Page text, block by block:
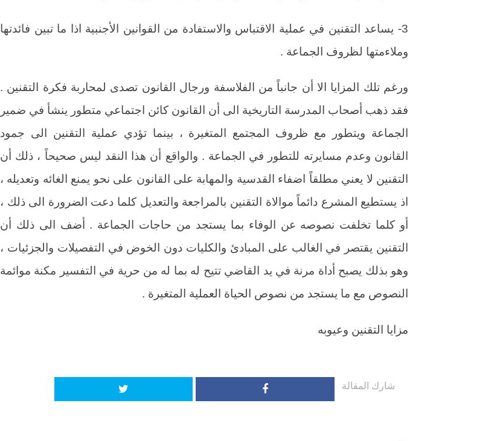
3- يساعد التقنين في عملية الاقتباس والاستفادة من القوانين الأجنبية اذا ما تبين فائدتها
وملاءمتها لظروف الجماعة .
ورغم تلك المزايا الا أن جانباً من الفلاسفة ورجال القانون تصدى لمحاربة فكرة التقنين .
فقد ذهب أصحاب المدرسة التاريخية الى أن القانون كائن اجتماعي متطور ينشأ في ضمير
الجماعة ويتطور مع ظروف المجتمع المتغيرة ، بينما تؤدي عملية التقنين الى جمود
القانون وعدم مسايرته للتطور في الجماعة . والواقع أن هذا النقد ليس صحيحاً ، ذلك أن
التقنين لا يعني مطلقاً اضفاء القدسية والمهابة على القانون على نحو يمنع الغائه وتعديله ،
اذ يستطيع المشرع دائماً موالاة التقنين بالمراجعة والتعديل كلما دعت الضرورة الى ذلك ،
أو كلما تخلفت نصوصه عن الوفاء بما يستجد من حاجات الجماعة . أضف الى ذلك أن
التقنين يقتصر في الغالب على المبادئ والكليات دون الخوض في التفصيلات والجزئيات ،
وهو بذلك يصبح أداة مرنة في يد القاضي تتيح له بما له من حرية في التفسير مكنة موائمة
النصوص مع ما يستجد من نصوص الحياة العملية المتغيرة .
مزايا التقنين وعيوبه
شارك المقالة